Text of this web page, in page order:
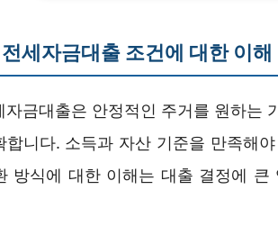
세자금대출 조건에 대한 이해
자금대출은 안정적인 주거를 원하는
합니다. 소득과 자산 기준을 만족해
방식에 대한 이해는 대출 결정에 큰